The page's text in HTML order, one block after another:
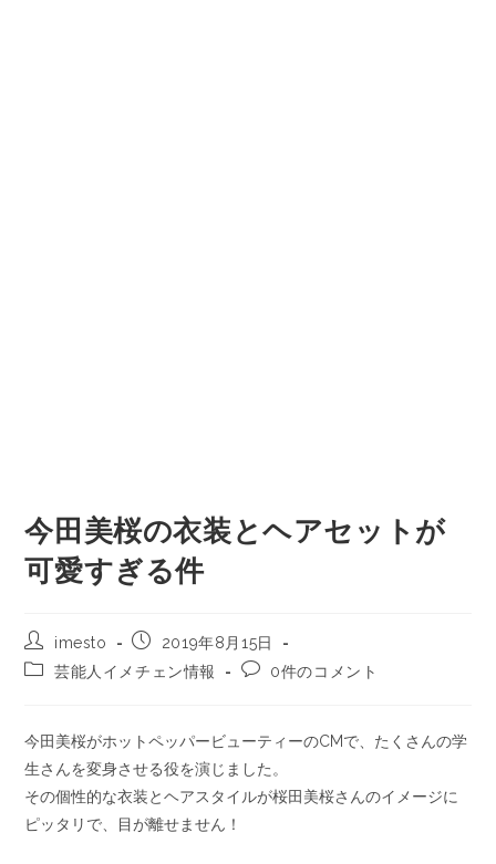
今田美桜の衣装とヘアセットが
可愛すぎる件
imesto
2019年8月15日
芸能人イメチェン情報
0件のコメント
今田美桜がホットペッパービューティーのCMで、たくさんの学
生さんを変身させる役を演じました。
その個性的な衣装とヘアスタイルが桜田美桜さんのイメージに
ピッタリで、目が離せません！